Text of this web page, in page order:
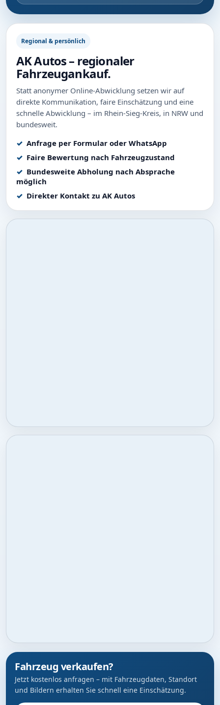
Regional & persönlich
AK Autos – regionaler
Fahrzeugankauf.
Statt anonymer Online-Abwicklung setzen wir auf
direkte Kommunikation, faire Einschätzung und eine
schnelle Abwicklung – im Rhein-Sieg-Kreis, in NRW und
bundesweit.
Anfrage per Formular oder WhatsApp
Faire Bewertung nach Fahrzeugzustand
Bundesweite Abholung nach Absprache
möglich
Direkter Kontakt zu AK Autos
Fahrzeug verkaufen?
Jetzt kostenlos anfragen – mit Fahrzeugdaten, Standort
und Bildern erhalten Sie schnell eine Einschätzung.